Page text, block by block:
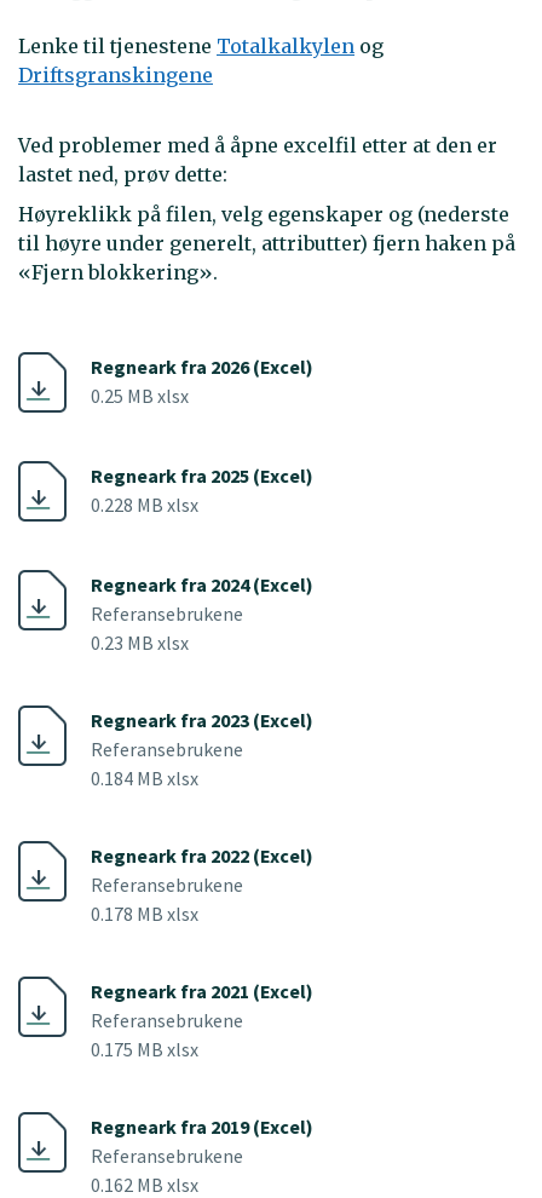
Lenke til tjenestene Totalkalkylen og
Driftsgranskingene
Ved problemer med å åpne excelfil etter at den er
lastet ned, prøv dette:
Høyreklikk på filen, velg egenskaper og (nederste
til høyre under generelt, attributter) fjern haken på
«Fjern blokkering».
Regneark fra 2026 (Excel)
0.25 MB xlsx
Regneark fra 2025 (Excel)
0.228 MB xlsx
Regneark fra 2024 (Excel)
Referansebrukene
0.23 MB xlsx
Regneark fra 2023 (Excel)
Referansebrukene
0.184 MB xlsx
Regneark fra 2022 (Excel)
Referansebrukene
0.178 MB xlsx
Regneark fra 2021 (Excel)
Referansebrukene
0.175 MB xlsx
Regneark fra 2019 (Excel)
Referansebrukene
0.162 MB xlsx